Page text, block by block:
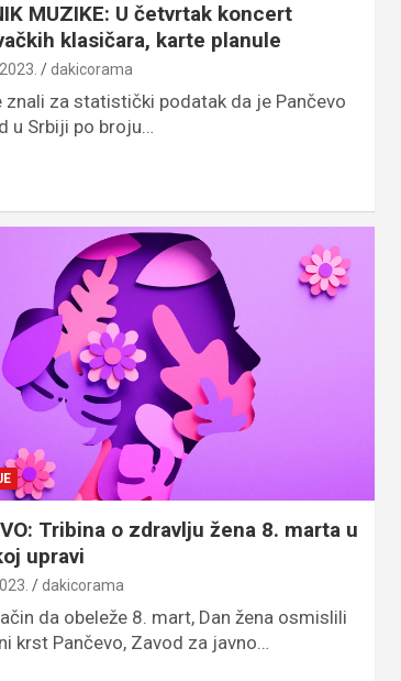
MUZIKE: U četvrtak koncert
klasičara, karte planule
dakicorama
znali za statistički podatak da je Pančevo
u Srbiji po broju…
Tribina o zdravlju žena 8. marta u
upravi
dakicorama
da obeleže 8. mart, Dan žena osmislili
krst Pančevo, Zavod za javno…